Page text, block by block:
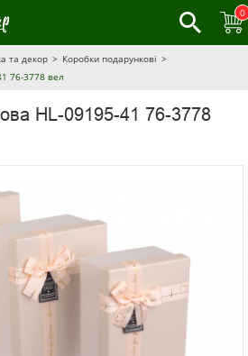
0
та декор
Коробки подарункові
76-3778 вел
HL-09195-41 76-3778